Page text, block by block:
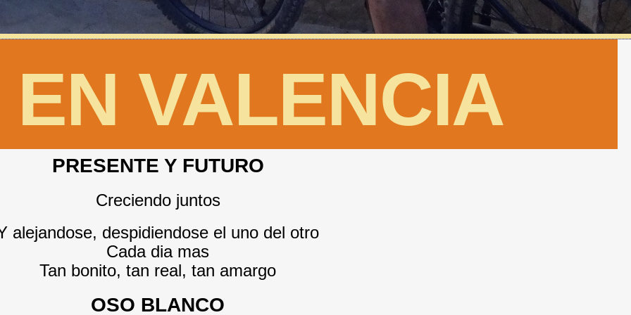
VALENCIA
PRESENTE Y FUTURO
Creciendo juntos
alejandose, despidiendose el uno del otro
Cada dia mas
Tan bonito, tan real, tan amargo
OSO BLANCO